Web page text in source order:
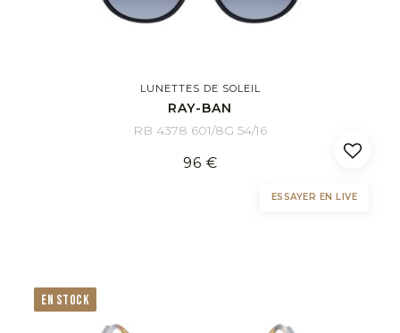
LUNETTES DE SOLEIL
RAY-BAN
RB 4378 601/8G 54/16
96 €
ESSAYER EN LIVE
EN STOCK